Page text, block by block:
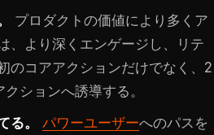
プロダクトの価値により多くア
、より深くエンゲージし、リテ
のコアアクションだけでなく、2
ションへ誘導する。
る。
パワーユーザーへのパスを